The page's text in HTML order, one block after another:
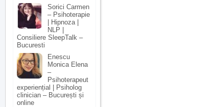
Sorici Carmen
– Psihoterapie
| Hipnoza |
NLP |
Consiliere SleepTalk –
Bucuresti
Enescu
Monica Elena
–
Psihoterapeut
experiențial | Psiholog
clinician – București și
online